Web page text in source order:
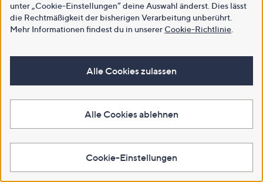
unter „Cookie-Einstellungen“ deine Auswahl änderst. Dies lässt
die Rechtmäßigkeit der bisherigen Verarbeitung unberührt.
Mehr Informationen findest du in unsererCookie-Richtlinie
Alle Cookies zulassen
Alle Cookies ablehnen
Cookie-Einstellungen